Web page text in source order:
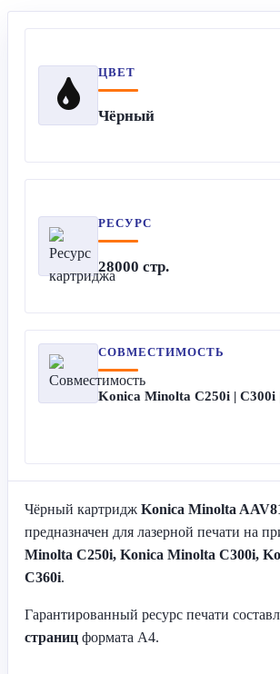
ЦВЕТ
Чёрный
РЕСУРС
28000 стр.
СОВМЕСТИМОСТЬ
Konica Minolta C250i | C300i
Чёрный картридж Konica Minolta
предназначен для лазерной печати на
Minolta C250i, Konica Minolta C300i,
C360i.
Гарантированный ресурс печати
страниц формата A4.